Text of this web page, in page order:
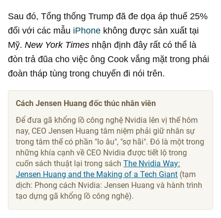
Sau đó, Tổng thống Trump đã đe dọa áp thuế 25%
đối với các mẫu iPhone không được sản xuất tại
Mỹ.New York Times nhận định đây rất có thể là
đòn trả đũa cho việc ông Cook vắng mặt trong phái
đoàn tháp tùng trong chuyến đi nói trên.
Cách Jensen Huang đốc thúc nhân viên
Để đưa gã khổng lồ công nghệ Nvidia lên vị thế hôm
nay, CEO Jensen Huang tâm niệm phải giữ nhân sự
trong tâm thế có phần "lo âu", "sợ hãi". Đó là một trong
những khía cạnh về CEO Nvidia được tiết lộ trong
cuốn sách thuật lại trong sáchThe Nvidia Way:
Jensen Huang and the Making of a Tech Giant (tạm
dịch: Phong cách Nvidia: Jensen Huang và hành trình
tạo dựng gã khổng lồ công nghệ).